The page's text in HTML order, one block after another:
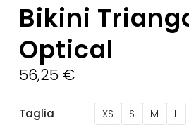
Bikini
Optical
56,25 €
Taglia XS S M L